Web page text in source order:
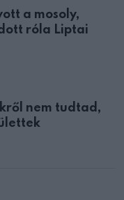
a mosoly,
róla Liptai
nem tudtad,